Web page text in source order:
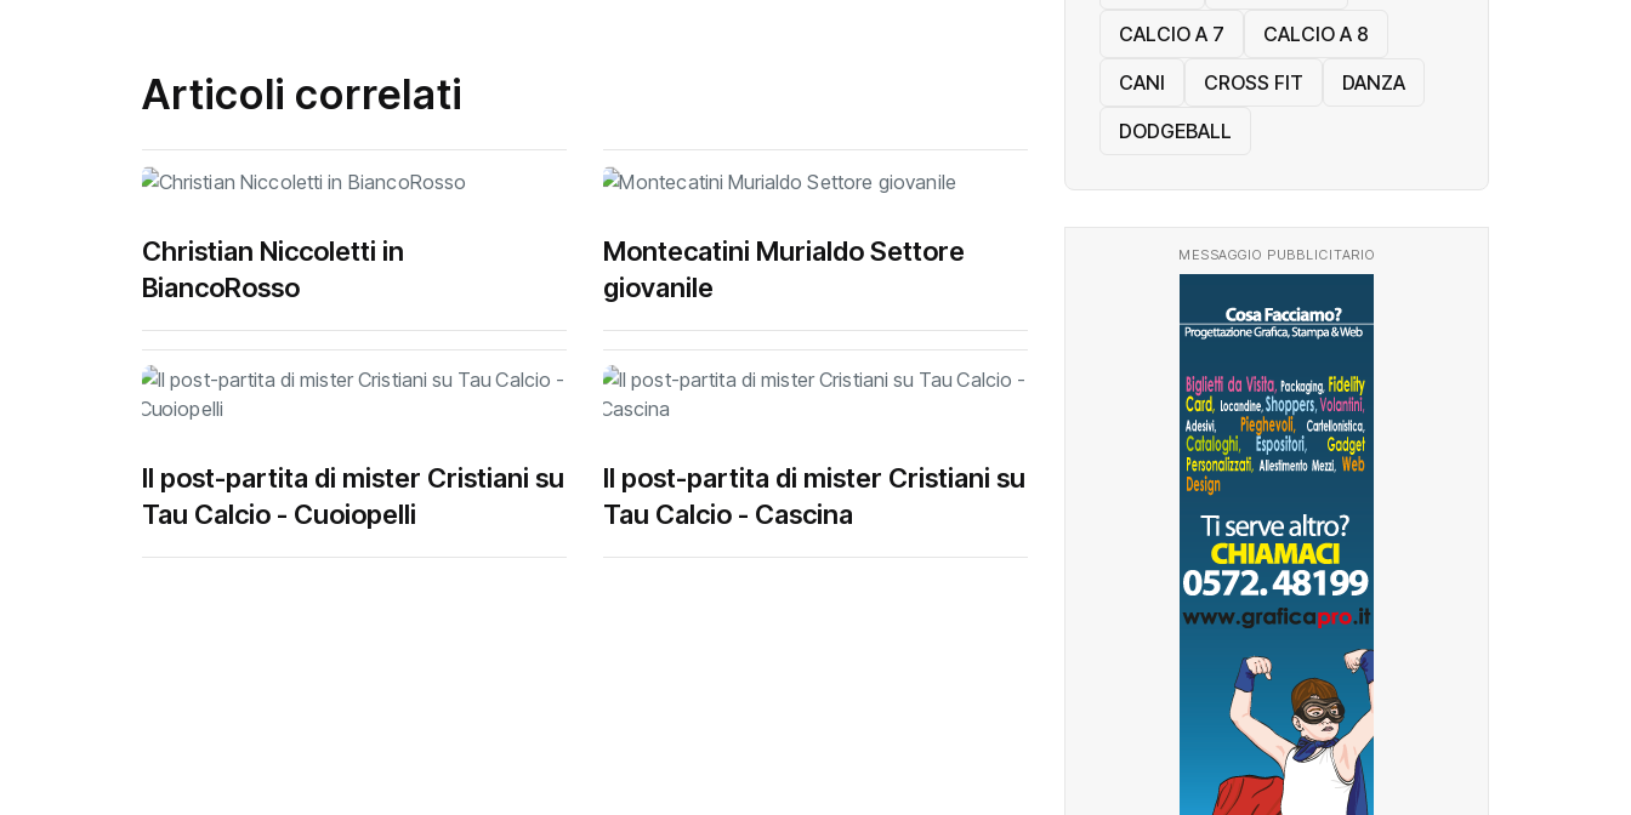
Articoli correlati
Christian Niccoletti in
BiancoRosso
Montecatini Murialdo Settore
giovanile
Il post-partita di mister Cristiani su
Tau Calcio - Cuoiopelli
Il post-partita di mister Cristiani su
Tau Calcio - Cascina
CALCIO A 7
CALCIO A 8
CANI
CROSS FIT
DANZA
DODGEBALL
MESSAGGIO PUBBLICITARIO